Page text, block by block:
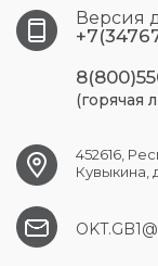
Версия
(горячая
452616,
Кувыкина,